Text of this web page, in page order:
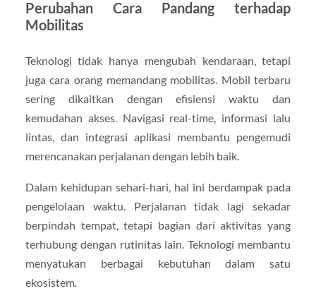
Perubahan Cara Pandang terhadap
Mobilitas
Teknologi tidak hanya mengubah kendaraan, tetapi
juga cara orang memandang mobilitas. Mobil terbaru
sering dikaitkan dengan efisiensi waktu dan
kemudahan akses. Navigasi real-time, informasi lalu
lintas, dan integrasi aplikasi membantu pengemudi
merencanakan perjalanan dengan lebih baik.
Dalam kehidupan sehari-hari, hal ini berdampak pada
pengelolaan waktu. Perjalanan tidak lagi sekadar
berpindah tempat, tetapi bagian dari aktivitas yang
terhubung dengan rutinitas lain. Teknologi membantu
menyatukan berbagai kebutuhan dalam satu
ekosistem.